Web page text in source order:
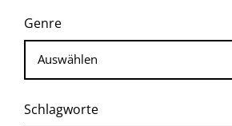
Genre
Schlagworte